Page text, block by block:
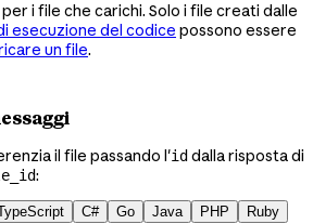
per i file che carichi. Solo i file creati dalle
esecuzione del codice possono essere
un file.
il file passando l'id dalla risposta di
:
C# Go Java PHP Ruby